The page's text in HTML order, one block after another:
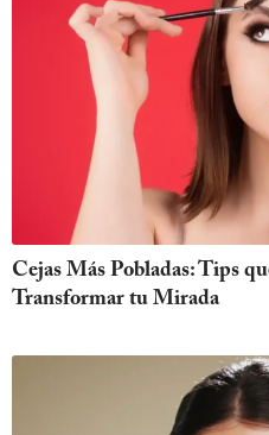
Cejas Más Pobladas: Tips
Transformar tu Mirada